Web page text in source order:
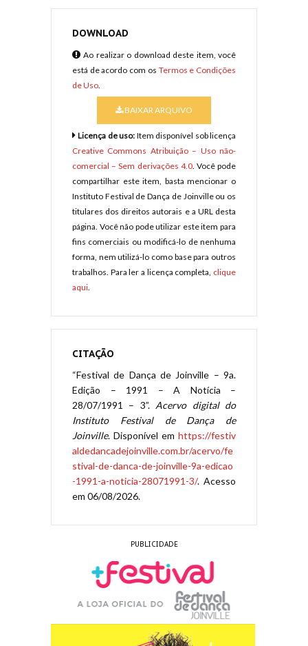
DOWNLOAD
Ao realizar o download deste item, você
está de acordo com os Termos e Condições
de Uso.
BAIXAR ARQUIVO
Licença de uso: Item disponível sob licença
Creative Commons Atribuição – Uso não-
comercial – Sem derivações 4.0. Você pode
compartilhar este item, basta mencionar o
Instituto Festival de Dança de Joinville ou os
titulares dos direitos autorais e a URL desta
página. Você não pode utilizar este item para
fins comerciais ou modificá-lo de nenhuma
forma, nem utilizá-lo como base para outros
trabalhos. Para ler a licença completa, clique
aqui.
CITAÇÃO
“Festival de Dança de Joinville – 9a.
Edição – 1991 – A Notícia –
28/07/1991 – 3”. Acervo digital do
Instituto Festival de Dança de
Joinville. Disponível em https://festiv
aldedancadejoinville.com.br/acervo/fe
stival-de-danca-de-joinville-9a-edicao
-1991-a-noticia-28071991-3/. Acesso
em 06/08/2026.
PUBLICIDADE